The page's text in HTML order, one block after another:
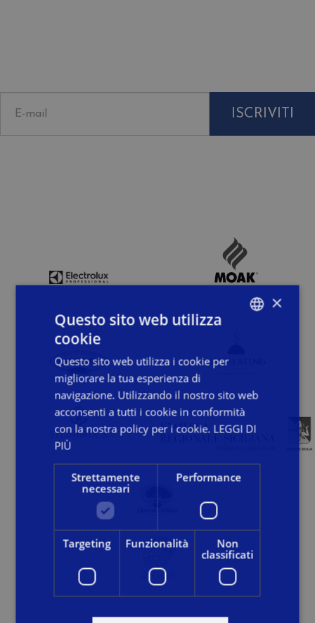
ISCRIVITI
FRENCH
×
Questo sito web utilizza
cookie
Questo sito web utilizza i cookie per
migliorare la tua esperienza di
navigazione. Utilizzando il nostro sito web
acconsenti a tutti i cookie in conformità
con la nostra policy per i cookie. LEGGI DI
PIÙ
Strettamente
necessari
Performance
Targeting Funzionalità
Non
classificati